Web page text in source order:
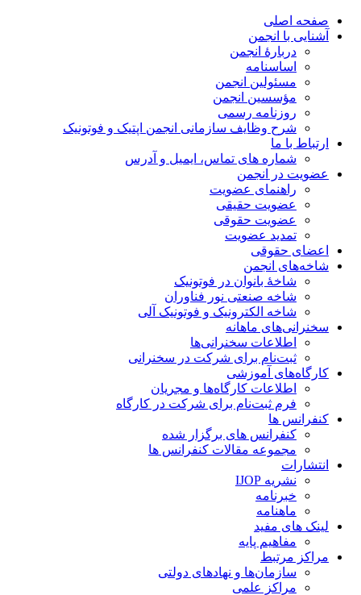
صفحه اصلی
آشنایی با انجمن
دربارۀ انجمن
اساسنامه
مسئولین انجمن
مؤسسین انجمن
روزنامه رسمی
شرح وظایف سازمانی انجمن اپتیک و فوتونیک
ارتباط با ما
شماره های تماس، ایمیل و آدرس
عضویت در انجمن
راهنمای عضویت
عضویت حقیقی
عضویت حقوقی
تمدید عضویت
اعضای حقوقی
شاخه‌های انجمن
شاخۀ بانوان در فوتونیک
شاخه صنعتی نور فناوران
شاخه‌ الکترونیک و فوتونیک آلی
سخنرانی‌های ماهانه
اطلاعات سخنرانی‌‌ها
ثبت‌نام برای شرکت در سخنرانی
کارگاه‌های آموزشی
اطلاعات کارگاه‌ها و مجریان
فرم ثبت‌نام برای شرکت در کارگاه
کنفرانس ها
کنفرانس های برگزار شده
مجموعه مقالات کنفرانس ها
انتشارات
نشریه IJOP
خبرنامه
ماهنامه
لینک های مفید
مفاهیم پایه
مراکز مرتبط
سازمان‌ها و نهادهای دولتی
مراکز علمی